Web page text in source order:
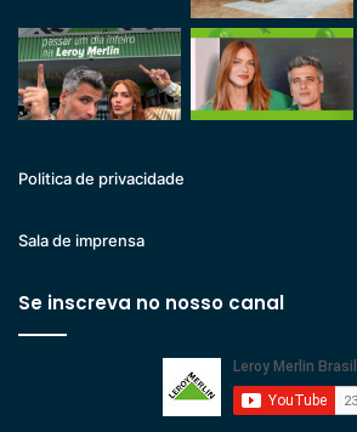
Politica de privacidade
Sala de imprensa
Se inscreva no nosso canal